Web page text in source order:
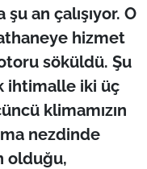
an çalışıyor. O
hizmet
söküldü. Şu
ihtimalle iki üç
klimamızın
nezdinde
olduğu,